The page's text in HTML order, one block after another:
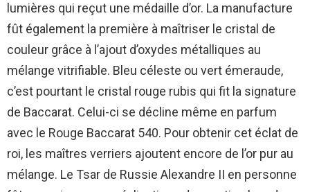
lumières qui reçut une médaille d’or. La manufacture
fût également la première à maîtriser le cristal de
couleur grâce à l’ajout d’oxydes métalliques au
mélange vitrifiable. Bleu céleste ou vert émeraude,
c’est pourtant le cristal rouge rubis qui fit la signature
de Baccarat. Celui-ci se décline même en parfum
avec le Rouge Baccarat 540. Pour obtenir cet éclat de
roi, les maîtres verriers ajoutent encore de l’or pur au
mélange. Le Tsar de Russie Alexandre II en personne